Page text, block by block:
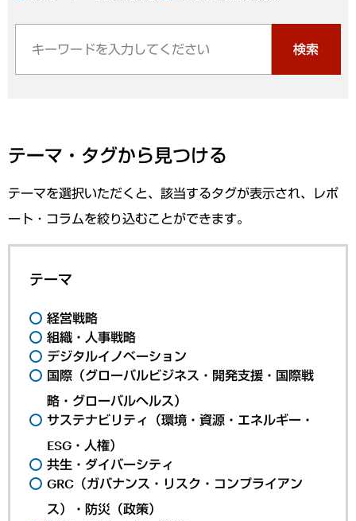
検索
テーマ・タグから見つける
テーマを選択いただくと、該当するタグが表示され、レポ
ート・コラムを絞り込むことができます。
テーマ
経営戦略
組織・人事戦略
デジタルイノベーション
国際（グローバルビジネス・開発支援・国際戦
略・グローバルヘルス）
サステナビリティ（環境・資源・エネルギー・
ESG・人権）
共生・ダイバーシティ
GRC（ガバナンス・リスク・コンプライアン
ス）・防災（政策）